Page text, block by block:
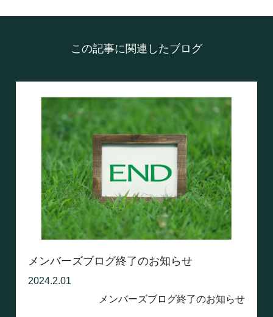
この記事に関連したブログ
メンバーズブログ終了のお知らせ
2024.2.01
メンバーズブログ終了のお知らせ